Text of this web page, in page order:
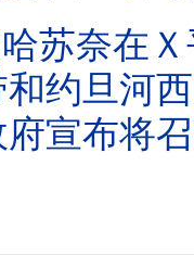
苏奈在
约旦河
宣布将